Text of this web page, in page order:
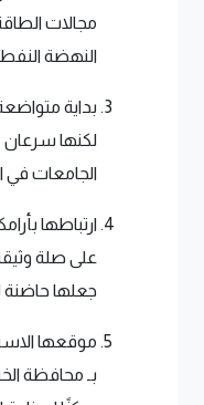
مجالات
النهضة
لكنها
الجامعات
ارتباطها
على صلة
جعلها
موقعها
بـ محافظة